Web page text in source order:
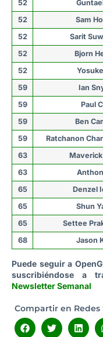
52
52
Sam
52
Sarit
52
Bjorn
52
59
Ian
59
Paul
59
Ben
59
Ratchanon
63
63
65
Denzel
65
Shun
65
Settee
68
Jason
Puede seguir a
suscribiéndose a
Newsletter Semanal
Compartir en Redes